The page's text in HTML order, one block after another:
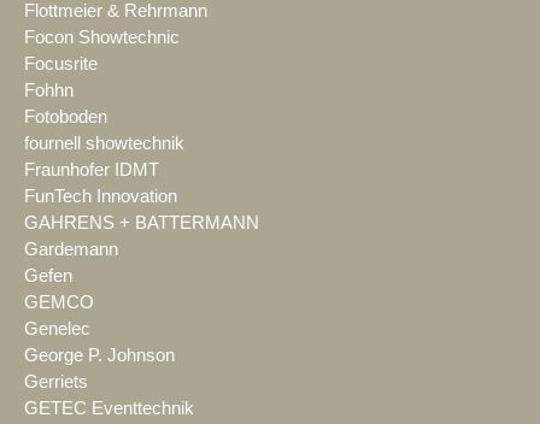
Flottmeier & Rehrmann
Focon Showtechnic
Focusrite
Fohhn
Fotoboden
fournell showtechnik
Fraunhofer IDMT
FunTech Innovation
GAHRENS + BATTERMANN
Gardemann
Gefen
GEMCO
Genelec
George P. Johnson
Gerriets
GETEC Eventtechnik